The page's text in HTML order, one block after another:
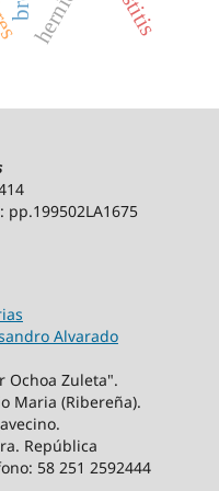
Alvarado
Ochoa Zuleta".
Maria (Ribereña).
República
58 251 2592444